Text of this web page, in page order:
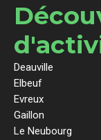
Deauville
Elbeuf
Evreux
Gaillon
Le Neubourg